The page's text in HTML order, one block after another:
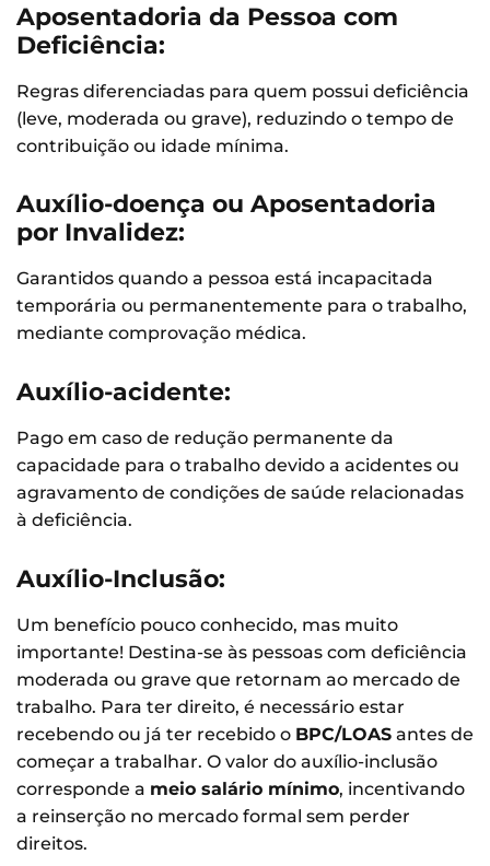
Aposentadoria da Pessoa com
Deficiência:
Regras diferenciadas para quem possui deficiência
(leve, moderada ou grave), reduzindo o tempo de
contribuição ou idade mínima.
Auxílio-doença ou Aposentadoria
por Invalidez:
Garantidos quando a pessoa está incapacitada
temporária ou permanentemente para o trabalho,
mediante comprovação médica.
Auxílio-acidente:
Pago em caso de redução permanente da
capacidade para o trabalho devido a acidentes ou
agravamento de condições de saúde relacionadas
à deficiência.
Auxílio-Inclusão:
Um benefício pouco conhecido, mas muito
importante! Destina-se às pessoas com deficiência
moderada ou grave que retornam ao mercado de
trabalho. Para ter direito, é necessário estar
recebendo ou já ter recebido o BPC/LOAS antes de
começar a trabalhar. O valor do auxílio-inclusão
corresponde a meio salário mínimo, incentivando
a reinserção no mercado formal sem perder
direitos.